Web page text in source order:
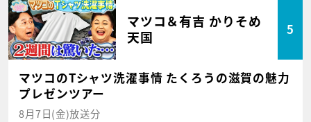
マツコ＆有吉 かりそめ
天国
5
マツコのTシャツ洗濯事情 たくろうの滋賀の魅力
プレゼンツアー
8月7日(金)放送分